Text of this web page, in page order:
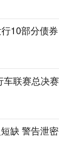
10部分债券
联赛总决赛
缺 警告泄密